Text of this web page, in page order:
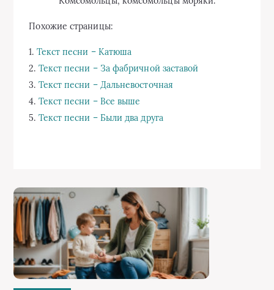
Похожие страницы:
1. Текст песни – Катюша
2. Текст песни – За фабричной заставой
3. Текст песни – Дальневосточная
4. Текст песни – Все выше
5. Текст песни – Были два друга